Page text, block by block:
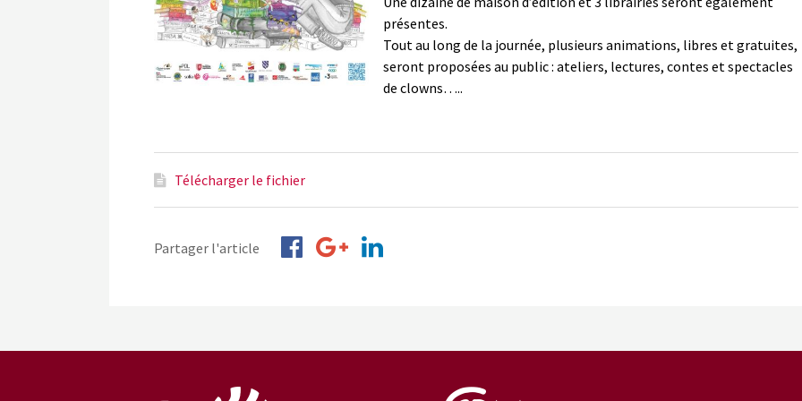
présentes.
Tout au long de la journée, plusieurs animations, libres et gratuites,
seront proposées au public : ateliers, lectures, contes et spectacles
de clowns…..
Télécharger le fichier
Partager l'article